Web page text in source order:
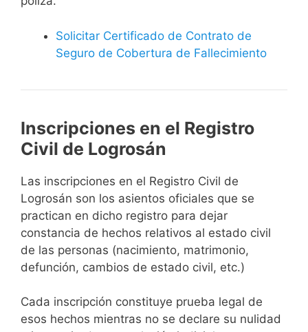
Solicitar Certificado de Contrato de
Seguro de Cobertura de Fallecimiento
Inscripciones en el Registro
Civil de Logrosán
Las inscripciones en el Registro Civil de
Logrosán son los asientos oficiales que se
practican en dicho registro para dejar
constancia de hechos relativos al estado civil
de las personas (nacimiento, matrimonio,
defunción, cambios de estado civil, etc.)
Cada inscripción constituye prueba legal de
esos hechos mientras no se declare su nulidad